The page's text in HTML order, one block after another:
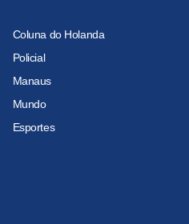
Coluna do Holanda
Policial
Manaus
Mundo
Esportes